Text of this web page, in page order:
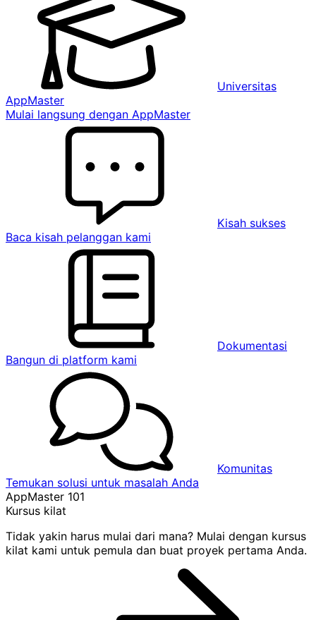
Universitas
AppMaster
Mulai langsung dengan AppMaster
Kisah sukses
Baca kisah pelanggan kami
Dokumentasi
Bangun di platform kami
Komunitas
Temukan solusi untuk masalah Anda
AppMaster 101
Kursus kilat
Tidak yakin harus mulai dari mana? Mulai dengan kursus
kilat kami untuk pemula dan buat proyek pertama Anda.